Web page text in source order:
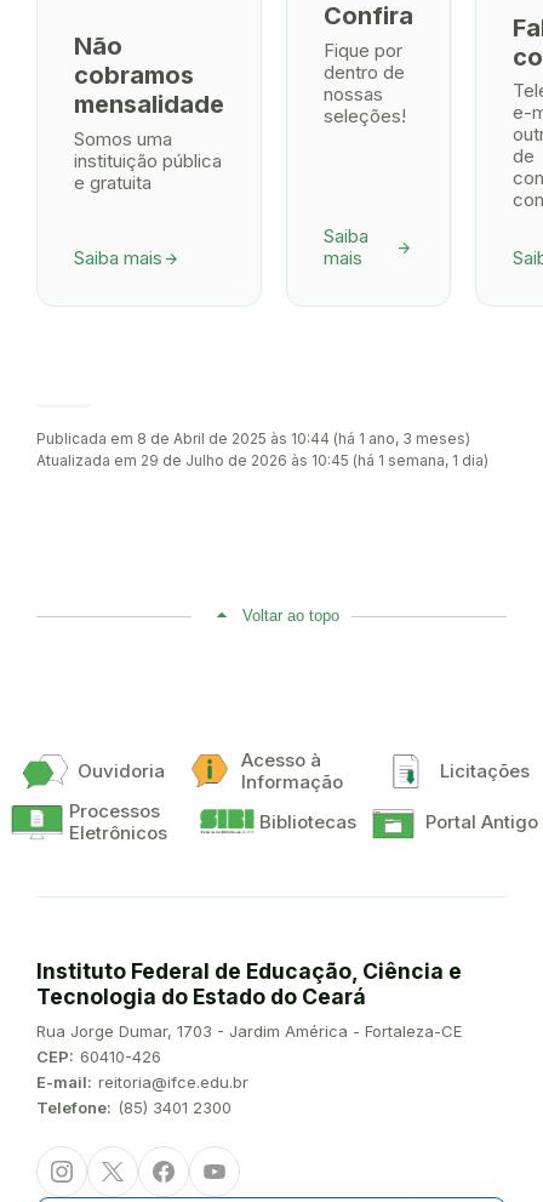
Não
cobramos
mensalidade
Somos uma
instituição pública
e gratuita
Saiba mais arrow_forward
Confira
Fique por
dentro de
nossas
seleções!
Saiba
mais
arrow_forward
e-
de
Publicada em 8 de Abril de 2025 às 10:44 (há 1 ano, 3 meses)
Atualizada em 29 de Julho de 2026 às 10:45 (há 1 semana, 1 dia)
Voltar ao topo
Ouvidoria
Acesso à
Informação
Licitações
Processos
Eletrônicos
Bibliotecas Portal Antigo
Instituto Federal de Educação, Ciência e
Tecnologia do Estado do Ceará
Endereço:
Rua Jorge Dumar, 1703 - Jardim América - Fortaleza-CE
CEP: 60410-426
E-mail: reitoria@ifce.edu.br
Telefone: (85) 3401 2300
InstagramTwitter/XFacebookYoutube